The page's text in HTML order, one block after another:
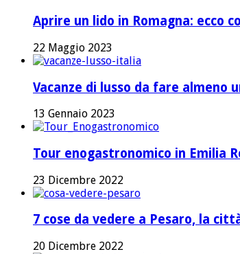
Aprire un lido in Romagna: ecco
22 Maggio 2023
Vacanze di lusso da fare almeno
13 Gennaio 2023
Tour enogastronomico in Emilia
23 Dicembre 2022
7 cose da vedere a Pesaro, la
20 Dicembre 2022